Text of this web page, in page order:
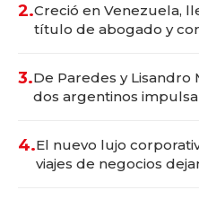
2.Creció en Venezuela,
título de abogado y
3.De Paredes y Lisandro
dos argentinos
4.El nuevo lujo
viajes de negocios